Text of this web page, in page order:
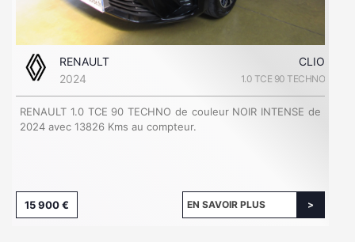
RENAULT
CLIO
2024
1.0 TCE 90 TECHNO
RENAULT 1.0 TCE 90 TECHNO de couleur NOIR INTENSE de
2024 avec 13826 Kms au compteur.
15 900 € EN SAVOIR PLUS